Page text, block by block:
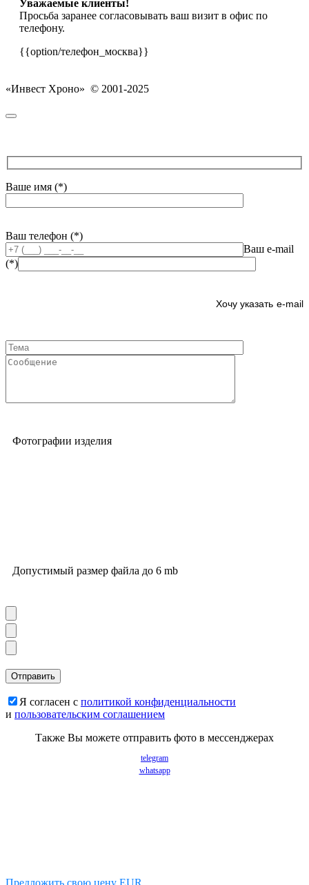
Уважаемые клиенты!
Просьба заранее согласовывать ваш визит в офис по
телефону.
{{option/телефон_москва}}
«Инвест Хроно» © 2001-2025
Ваше имя (*)
Ваш телефон (*)
Ваш e-mail
(*)
e-mail
Фотографии изделия
Допустимый размер файла до 6 mb
Я согласен с политикой конфиденциальности
и пользовательским соглашением
Также Вы можете отправить фото в мессенджерах
telegram
whatsapp